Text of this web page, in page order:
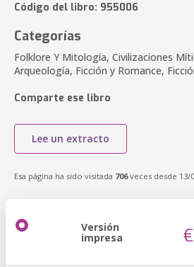
Código del libro: 955006
Categorías
Folklore Y Mitología, Civilizaciones
Arqueología, Ficción y Romance,
Comparte ese libro
Lee un extracto
Esa página ha sido visitada 706veces desde 13/
Versión
impresa